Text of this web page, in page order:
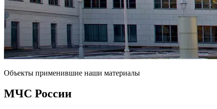
Объекты применившие наши материалы
МЧС России